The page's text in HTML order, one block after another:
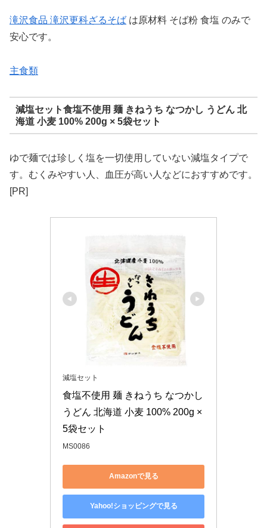
滝沢食品 滝沢更科ざるそば は原材料 そば粉 食塩 のみで
安心です。
主食類
減塩セット食塩不使用 麺 きねうち なつかし うどん 北
海道 小麦 100% 200g × 5袋セット
ゆで麺では珍しく塩を一切使用していない減塩タイプで
す。むくみやすい人、血圧が高い人などにおすすめです。
[PR]
減塩セット
食塩不使用 麺 きねうち なつかし
うどん 北海道 小麦 100% 200g ×
5袋セット
MS0086
Amazonで見る
Yahoo!ショッピングで見る